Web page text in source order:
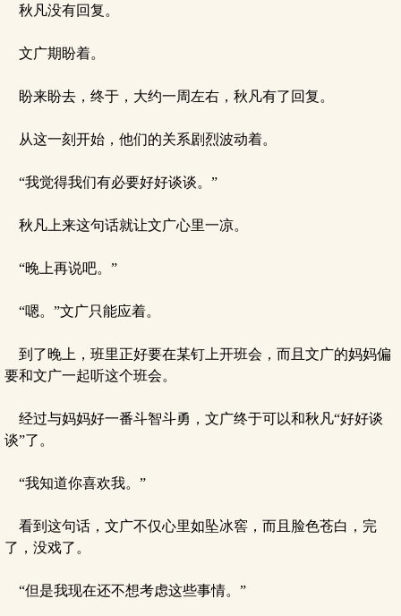
秋凡没有回复。
文广期盼着。
盼来盼去，终于，大约一周左右，秋凡有了回复。
从这一刻开始，他们的关系剧烈波动着。
“我觉得我们有必要好好谈谈。”
秋凡上来这句话就让文广心里一凉。
“晚上再说吧。”
“嗯。”文广只能应着。
到了晚上，班里正好要在某钉上开班会，而且文广的妈妈偏
要和文广一起听这个班会。
经过与妈妈好一番斗智斗勇，文广终于可以和秋凡“好好谈
谈”了。
“我知道你喜欢我。”
看到这句话，文广不仅心里如坠冰窖，而且脸色苍白，完
了，没戏了。
“但是我现在还不想考虑这些事情。”